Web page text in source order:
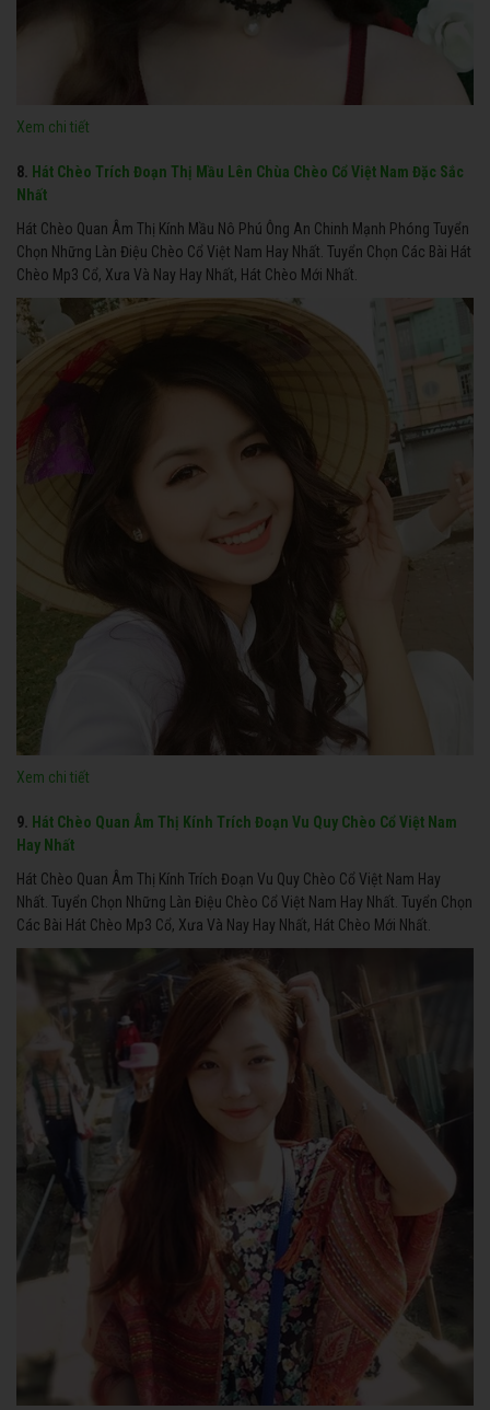
Xem chi tiết
8.
Hát Chèo Trích Đoạn Thị Mầu Lên Chùa Chèo Cổ Việt Nam Đặc Sắc
Nhất
Hát Chèo Quan Âm Thị Kính Mầu Nô Phú Ông An Chinh Mạnh Phóng Tuyển
Chọn Những Làn Điệu Chèo Cổ Việt Nam Hay Nhất. Tuyển Chọn Các Bài Hát
Chèo Mp3 Cổ, Xưa Và Nay Hay Nhất, Hát Chèo Mới Nhất.
Xem chi tiết
9.
Hát Chèo Quan Âm Thị Kính Trích Đoạn Vu Quy Chèo Cổ Việt Nam
Hay Nhất
Hát Chèo Quan Âm Thị Kính Trích Đoạn Vu Quy Chèo Cổ Việt Nam Hay
Nhất. Tuyển Chọn Những Làn Điệu Chèo Cổ Việt Nam Hay Nhất. Tuyển Chọn
Các Bài Hát Chèo Mp3 Cổ, Xưa Và Nay Hay Nhất, Hát Chèo Mới Nhất.